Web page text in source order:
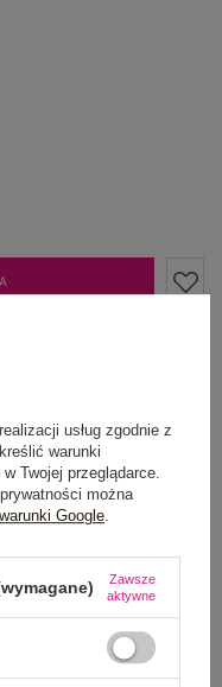
usług zgodnie z
warunki
Twojej przeglądarce.
można
Google
Zawsze
aktywne